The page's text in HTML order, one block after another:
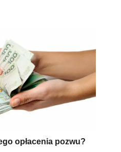
opłacenia pozwu?